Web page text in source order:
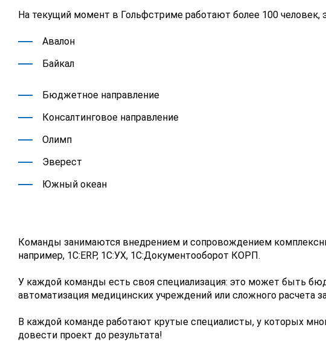
На текущий момент в Гольфстриме работают более 100 человек,
Авалон
Байкал
Бюджетное направление
Консалтинговое направление
Олимп
Эверест
Южный океан
Команды занимаются внедрением и сопровождением
например, 1С:ERP, 1С:УХ, 1С:Документооборот КОРП.
У каждой команды есть своя специализация: это может быть
автоматизация медицинских учреждений или сложного расчета
В каждой команде работают крутые специалисты, у которых
довести проект до результата!